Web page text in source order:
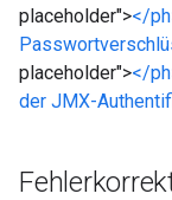
placeholder"></
placeholder"></
der JMX-